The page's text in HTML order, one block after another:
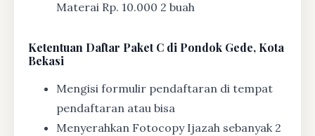
Materai Rp. 10.000 2 buah
Ketentuan Daftar Paket C di Pondok Gede, Kota
Bekasi
Mengisi formulir pendaftaran di tempat
pendaftaran atau bisa
Menyerahkan Fotocopy Ijazah sebanyak 2